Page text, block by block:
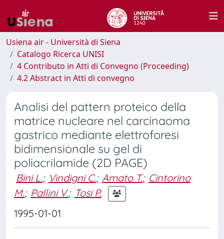
Usiena air - Università di Siena
Catalogo Ricerca UNISI
4 Contributo in Atti di Convegno (Proceeding)
4.2 Abstract in Atti di convegno
Analisi del pattern proteico della
matrice nucleare nel carcinaoma
gastrico mediante elettroforesi
bidimensionale su gel di
poliacrilamide (2D PAGE)
Bini L.; Vindigni C.; Amato T.; Cintorino
M.; Pallini V.; Tosi P.
1995-01-01